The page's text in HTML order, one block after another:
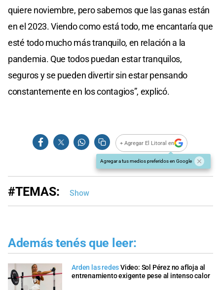
quiere noviembre, pero sabemos que las ganas están
en el 2023. Viendo como está todo, me encantaría que
esté todo mucho más tranquilo, en relación a la
pandemia. Que todos puedan estar tranquilos,
seguros y se pueden divertir sin estar pensando
constantemente en los contagios”, explicó.
+ Agregar El Litoral en
Agregar a tus medios preferidos en Google
#TEMAS: Show
Además tenés que leer:
Arden las redesVideo: Sol Pérez no afloja al
entrenamiento exigente pese al intenso calor